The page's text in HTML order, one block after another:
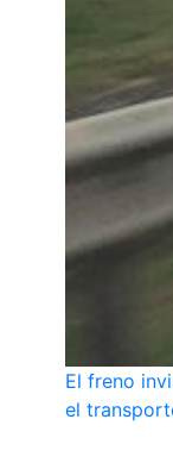
El freno
el